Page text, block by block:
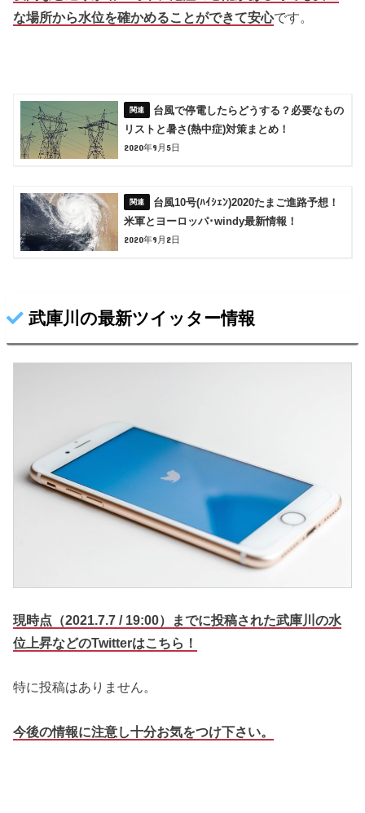
な場所から水位を確かめることができて安心です。
台風で停電したらどうする？必要なもの
リストと暑さ(熱中症)対策まとめ！
2020年9月5日
台風10号(ﾊｲｼｪﾝ)2020たまご進路予想！
米軍とヨーロッパ･windy最新情報！
2020年9月2日
武庫川の最新ツイッター情報
現時点（2021.7.7 / 19:00）までに投稿された武庫川の水
位上昇などのTwitterはこちら！
特に投稿はありません。
今後の情報に注意し十分お気をつけ下さい。